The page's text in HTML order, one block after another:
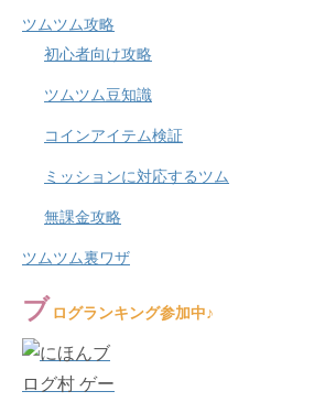
ツムツム攻略
初心者向け攻略
ツムツム豆知識
コインアイテム検証
ミッションに対応するツム
無課金攻略
ツムツム裏ワザ
ブ ログランキング参加中♪